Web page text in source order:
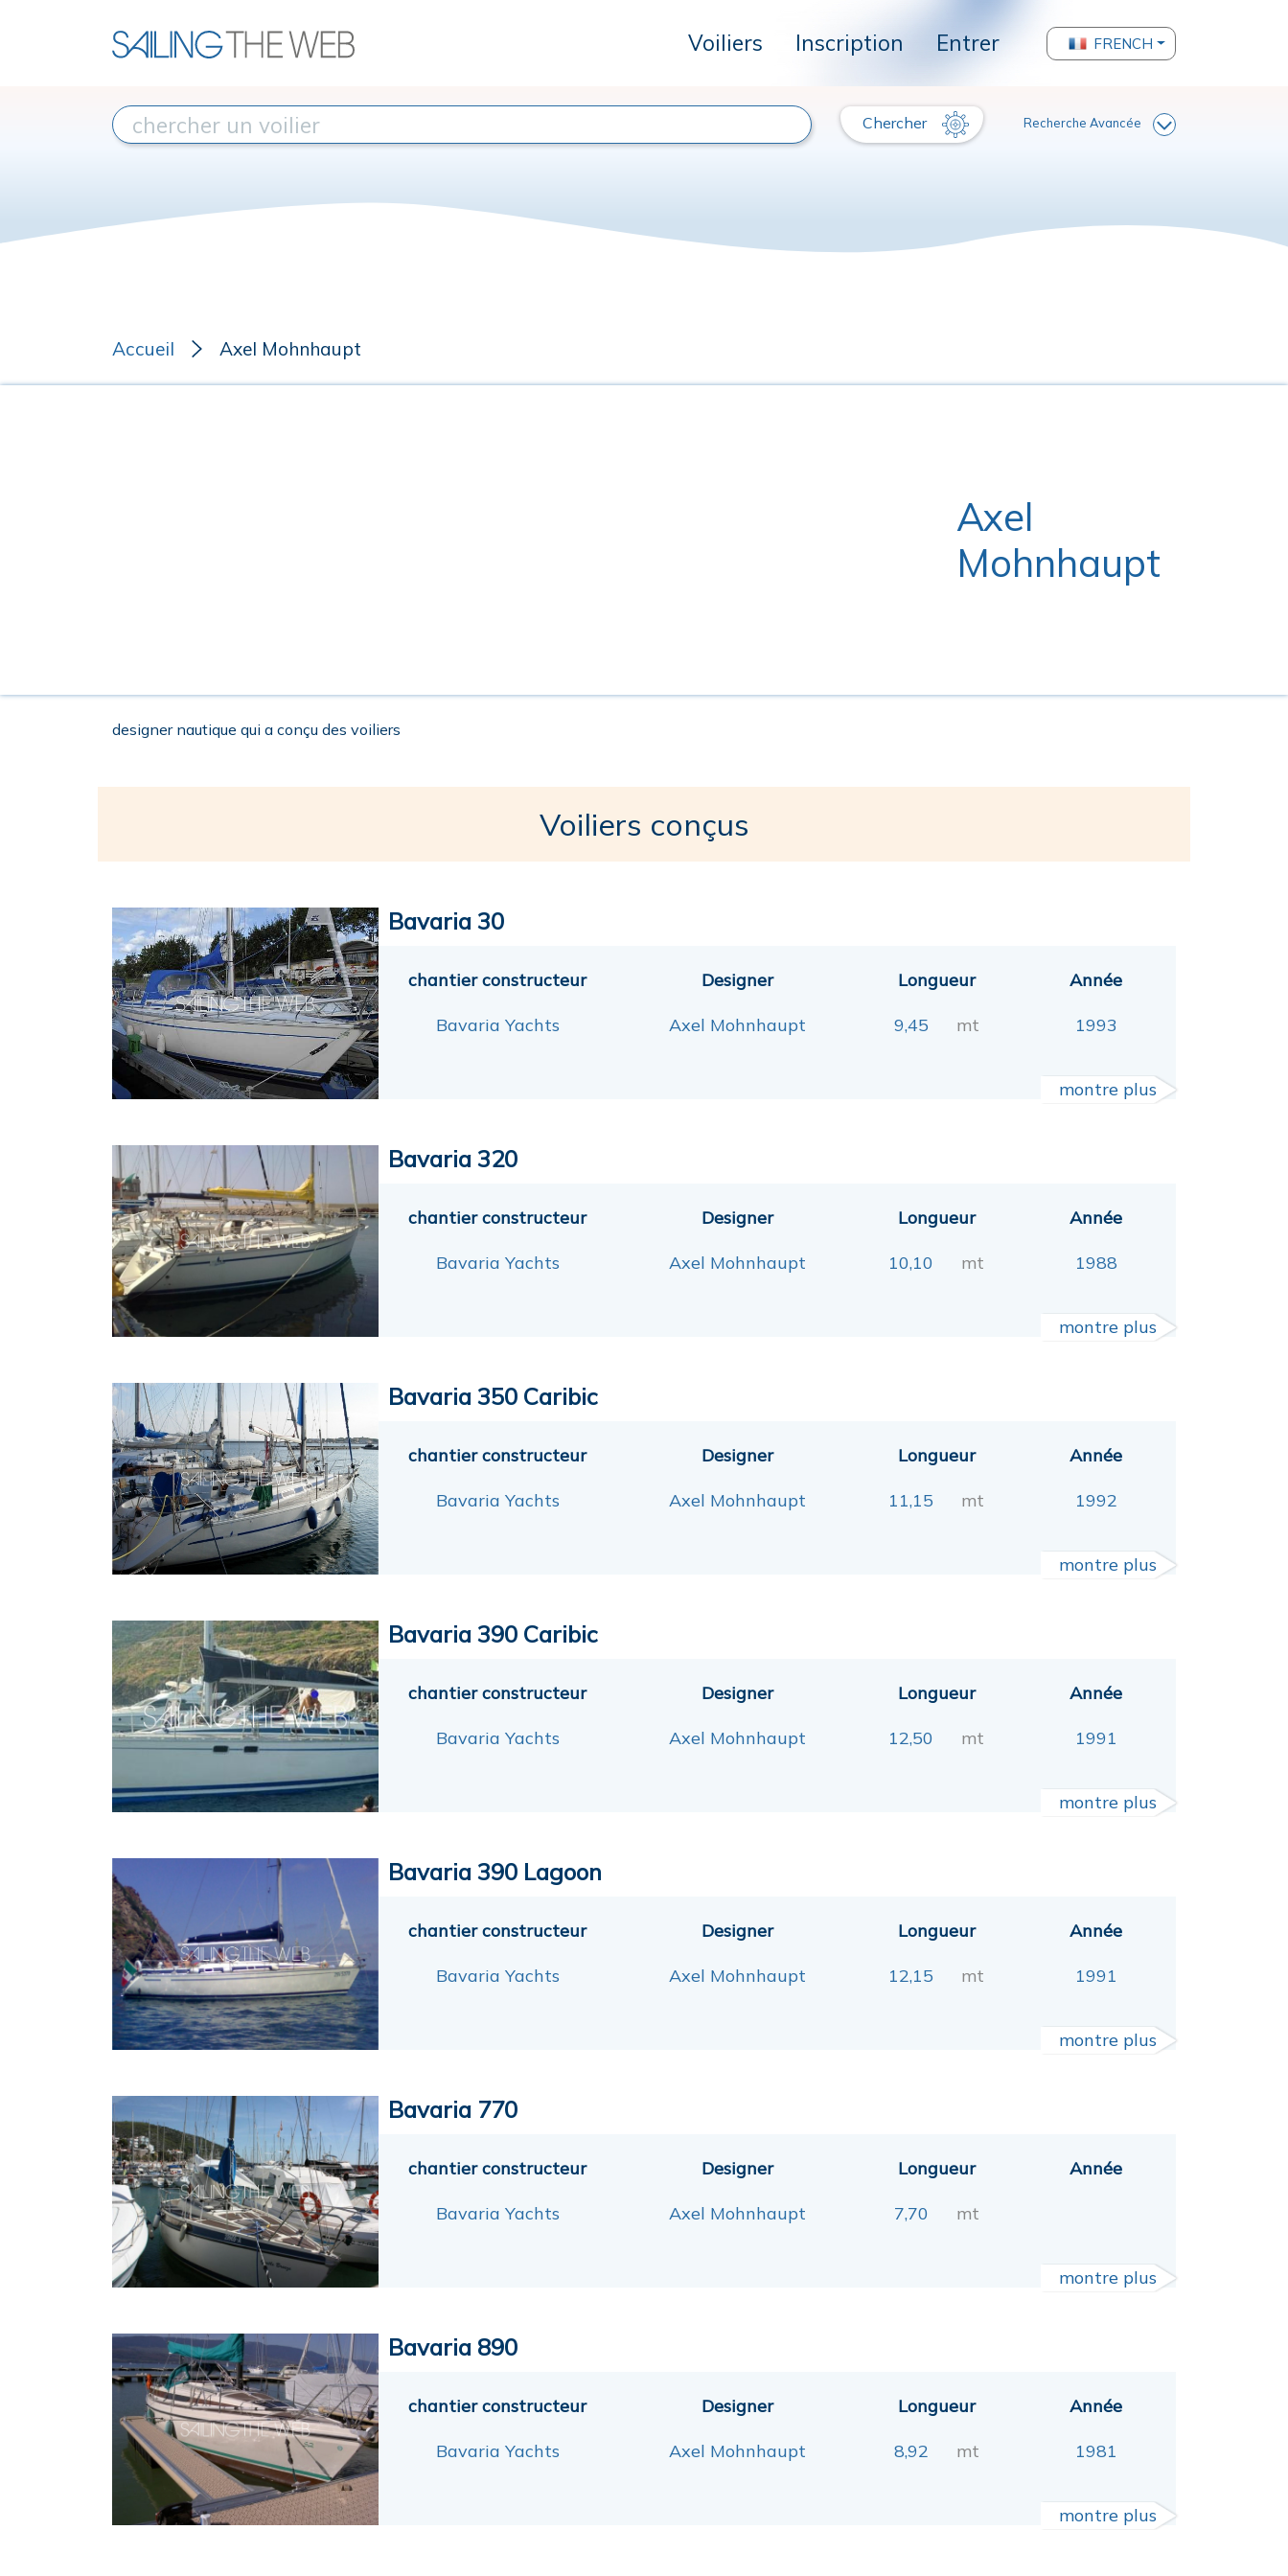
Voiliers Inscription Entrer FRENCH
Chercher Recherche Avancée
Accueil Axel Mohnhaupt
Axel
Mohnhaupt
designer nautique qui a conçu des voiliers
Voiliers conçus
Bavaria 30
chantier constructeur
Bavaria Yachts
Designer
Axel Mohnhaupt
Longueur
9,45 mt
Année
1993
montre plus
Bavaria 320
chantier constructeur
Bavaria Yachts
Designer
Axel Mohnhaupt
Longueur
10,10 mt
Année
1988
montre plus
Bavaria 350 Caribic
chantier constructeur
Bavaria Yachts
Designer
Axel Mohnhaupt
Longueur
11,15 mt
Année
1992
montre plus
Bavaria 390 Caribic
chantier constructeur
Bavaria Yachts
Designer
Axel Mohnhaupt
Longueur
12,50 mt
Année
1991
montre plus
Bavaria 390 Lagoon
chantier constructeur
Bavaria Yachts
Designer
Axel Mohnhaupt
Longueur
12,15 mt
Année
1991
montre plus
Bavaria 770
chantier constructeur
Bavaria Yachts
Designer
Axel Mohnhaupt
Longueur
7,70 mt
Année
montre plus
Bavaria 890
chantier constructeur
Bavaria Yachts
Designer
Axel Mohnhaupt
Longueur
8,92 mt
Année
1981
montre plus